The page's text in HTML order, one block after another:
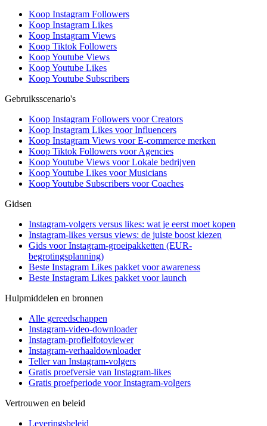
Koop Instagram Followers
Koop Instagram Likes
Koop Instagram Views
Koop Tiktok Followers
Koop Youtube Views
Koop Youtube Likes
Koop Youtube Subscribers
Gebruiksscenario's
Koop Instagram Followers voor Creators
Koop Instagram Likes voor Influencers
Koop Instagram Views voor E-commerce merken
Koop Tiktok Followers voor Agencies
Koop Youtube Views voor Lokale bedrijven
Koop Youtube Likes voor Musicians
Koop Youtube Subscribers voor Coaches
Gidsen
Instagram-volgers versus likes: wat je eerst moet kopen
Instagram-likes versus views: de juiste boost kiezen
Gids voor Instagram-groeipakketten (EUR-
begrotingsplanning)
Beste Instagram Likes pakket voor awareness
Beste Instagram Likes pakket voor launch
Hulpmiddelen en bronnen
Alle gereedschappen
Instagram-video-downloader
Instagram-profielfotoviewer
Instagram-verhaaldownloader
Teller van Instagram-volgers
Gratis proefversie van Instagram-likes
Gratis proefperiode voor Instagram-volgers
Vertrouwen en beleid
Leveringsbeleid